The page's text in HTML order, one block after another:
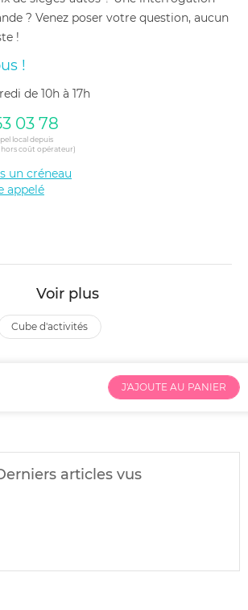
? Venez poser votre question, aucun
!
!
de 10h à 17h
03 78
local depuis
hors coût opérateur)
un créneau
appelé
Voir plus
cube d'activités
J'AJOUTE AU PANIER
articles vus